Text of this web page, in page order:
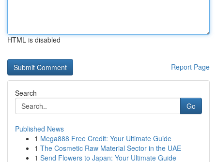
HTML is disabled
Report Page
Search
Go
Published News
1 Mega888 Free Credit: Your Ultimate Guide
1 The Cosmetic Raw Material Sector in the UAE
1 Send Flowers to Japan: Your Ultimate Guide